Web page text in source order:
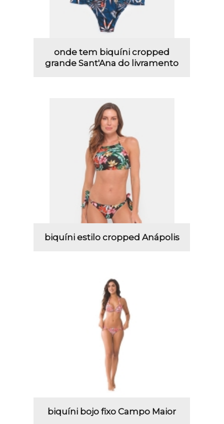
onde tem biquíni cropped
grande Sant'Ana do livramento
biquíni estilo cropped Anápolis
biquíni bojo fixo Campo Maior